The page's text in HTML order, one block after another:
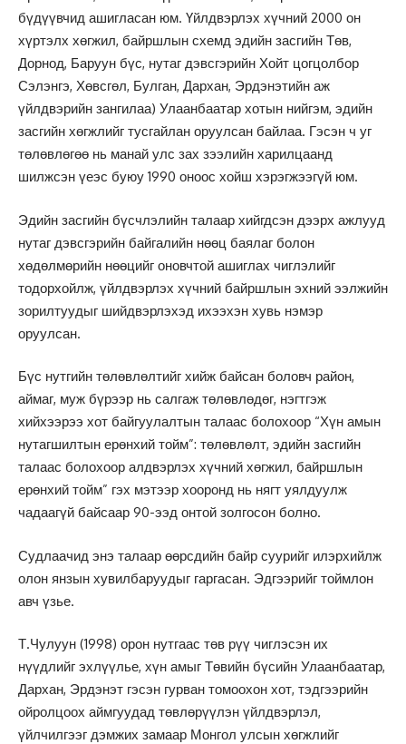
бүдүүвчид ашигласан юм. Үйлдвэрлэх хүчний 2000 он
хүртэлх хөгжил, байршлын схемд эдийн засгийн Төв,
Дорнод, Баруун бүс, нутаг дэвсгэрийн Хойт цогцолбор
Сэлэнгэ, Хөвсгөл, Булган, Дархан, Эрдэнэтийн аж
үйлдвэрийн зангилаа) Улаанбаатар хотын нийгэм, эдийн
засгийн хөгжлийг тусгайлан оруулсан байлаа. Гэсэн ч уг
төлөвлөгөө нь манай улс зах зээлийн харилцаанд
шилжсэн үеэс буюу 1990 оноос хойш хэрэгжээгүй юм.
Эдийн засгийн бүсчлэлийн талаар хийгдсэн дээрх ажлууд
нутаг дэвсгэрийн байгалийн нөөц баялаг болон
хөдөлмөрийн нөөцийг оновчтой ашиглах чиглэлийг
тодорхойлж, үйлдвэрлэх хүчний байршлын эхний ээлжийн
зорилтуудыг шийдвэрлэхэд ихээхэн хувь нэмэр
оруулсан.
Бүс нутгийн төлөвлөлтийг хийж байсан боловч район,
аймаг, муж бүрээр нь салгаж төлөвлөдөг, нэгтгэж
хийхээрээ хот байгуулалтын талаас болохоор “Хүн амын
нутагшилтын ерөнхий тойм”: төлөвлөлт, эдийн засгийн
талаас болохоор алдвэрлэх хүчний хөгжил, байршлын
ерөнхий тойм” гэх мэтээр хооронд нь нягт уялдуулж
чадаагүй байсаар 90-ээд онтой золгосон болно.
Судлаачид энэ талаар өөрсдийн байр суурийг илэрхийлж
олон янзын хувилбаруудыг гаргасан. Эдгээрийг тоймлон
авч үзье.
Т.Чулуун (1998) орон нутгаас төв рүү чиглэсэн их
нүүдлийг эхлүүлье, хүн амыг Төвийн бүсийн Улаанбаатар,
Дархан, Эрдэнэт гэсэн гурван томоохон хот, тэдгээрийн
ойролцоох аймгуудад төвлөрүүлэн үйлдвэрлэл,
үйлчилгээг дэмжих замаар Монгол улсын хөгжлийг